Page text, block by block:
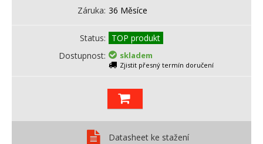
Záruka 36 Měsíce
Status
TOP produkt
Dostupnost
skladem
Zjistit přesný termín doručení
Datasheet ke stažení